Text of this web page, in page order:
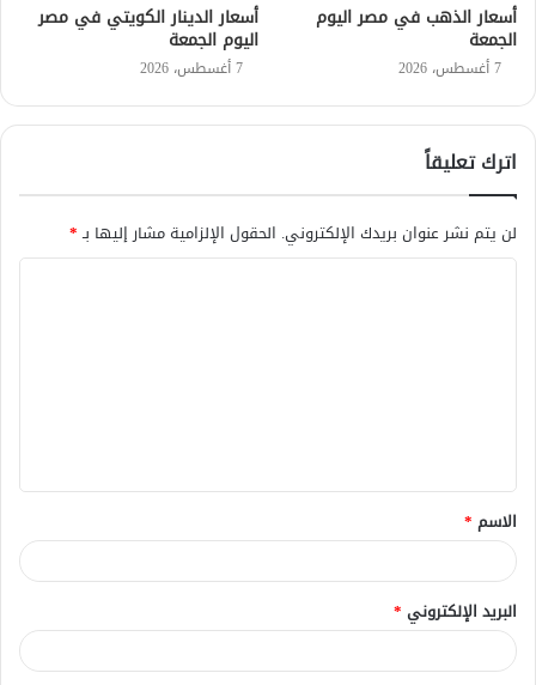
أسعار الذهب في مصر اليوم
الجمعة
7 أغسطس، 2026
أسعار الدينار الكويتي في مصر
اليوم الجمعة
7 أغسطس، 2026
اترك تعليقاً
لن يتم نشر عنوان بريدك الإلكتروني. الحقول الإلزامية مشار إليها بـ*
ق
*
الاسم *
البريد الإلكتروني *